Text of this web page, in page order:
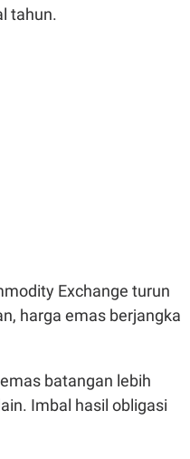
tahun.
Exchange turun
harga emas berjangka
batangan lebih
Imbal hasil obligasi